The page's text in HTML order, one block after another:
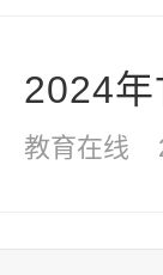
2024年
教育在线